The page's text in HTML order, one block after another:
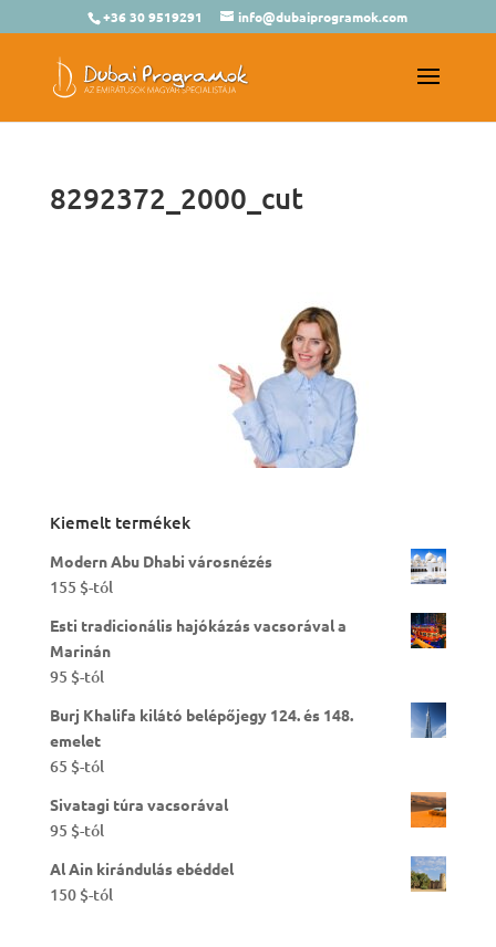
+36 30 9519291 info@dubaiprogramok.com
8292372_2000_cut
Kiemelt termékek
Modern Abu Dhabi városnézés
155 $-tól
Esti tradicionális hajókázás vacsorával a
Marinán
95 $-tól
Burj Khalifa kilátó belépőjegy 124. és 148.
emelet
65 $-tól
Sivatagi túra vacsorával
95 $-tól
Al Ain kirándulás ebéddel
150 $-tól